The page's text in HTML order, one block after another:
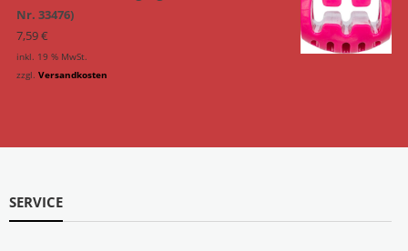
Nr. 33476)
7,59€
inkl. 19 % MwSt.
zzgl. Versandkosten
SERVICE